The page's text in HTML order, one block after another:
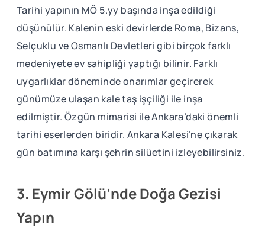
Tarihi yapının MÖ 5.yy başında inşa edildiği
düşünülür. Kalenin eski devirlerde Roma, Bizans,
Selçuklu ve Osmanlı Devletleri gibi birçok farklı
medeniyete ev sahipliği yaptığı bilinir. Farklı
uygarlıklar döneminde onarımlar geçirerek
günümüze ulaşan kale taş işçiliği ile inşa
edilmiştir. Özgün mimarisi ile Ankara’daki önemli
tarihi eserlerden biridir. Ankara Kalesi’ne çıkarak
gün batımına karşı şehrin silüetini izleyebilirsiniz.
3. Eymir Gölü’nde Doğa Gezisi
Yapın